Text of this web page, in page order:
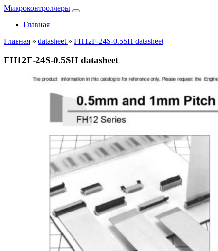
Микроконтроллеры
Главная
Главная » datasheet » FH12F-24S-0.5SH datasheet
FH12F-24S-0.5SH datasheet